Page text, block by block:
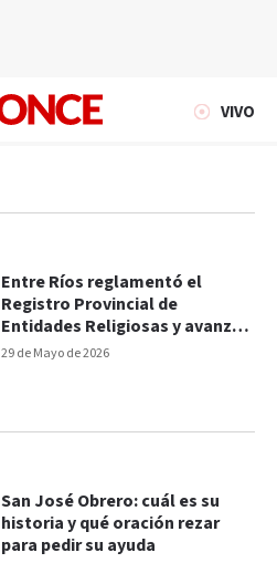
VIVO
29 de Mayo de 2026
Entre Ríos reglamentó el
Registro Provincial de
Entidades Religiosas y avanza
en la regularización de los
San José Obrero: cuál es su
historia y qué oración rezar
para pedir su ayuda